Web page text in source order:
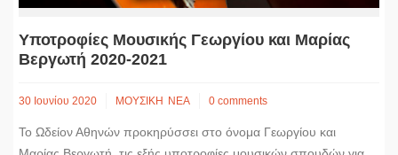
Υποτροφίες Μουσικής Γεωργίου και Μαρίας
Βεργωτή 2020-2021
30 Ιουνίου 2020 ΜΟΥΣΙΚΗ ΝΕΑ 0 comments
Το Ωδείον Αθηνών προκηρύσσει στο όνομα Γεωργίου και